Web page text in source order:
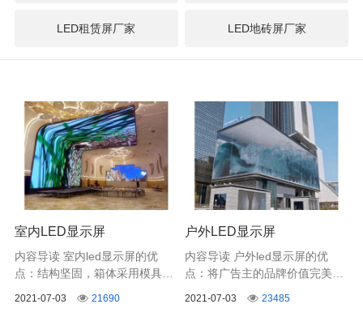
LED租赁屏厂家 LED地砖屏厂家
室内LED显示屏
内容导读 室内led显示屏的优
点：结构坚固，箱体采用模具冲
2021-07-03 21690
户外LED显示屏
内容导读 户外led显示屏的优
点：将广告主的品牌价值完美的
2021-07-03 23485